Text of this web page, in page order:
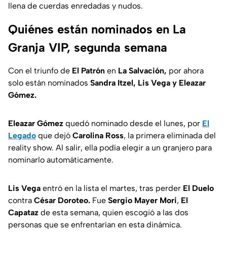
llena de cuerdas enredadas y nudos.
Quiénes están nominados en La
Granja VIP, segunda semana
Con el triunfo de El Patrón en La Salvación, por ahora
solo están nominados Sandra Itzel, Lis Vega y Eleazar
Gómez.
Eleazar Gómez quedó nominado desde el lunes, por El
Legado que dejó Carolina Ross, la primera eliminada del
reality show. Al salir, ella podía elegir a un granjero para
nominarlo automáticamente.
Lis Vega entró en la lista el martes, tras perder El Duelo
contra César Doroteo. Fue Sergio Mayer Mori, El
Capataz de esta semana, quien escogió a las dos
personas que se enfrentarían en esta dinámica.